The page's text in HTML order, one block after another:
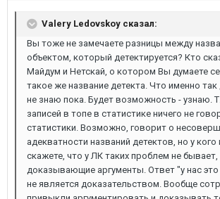
Valery Ledovskoy сказал:
Вы тоже не замечаете разницы между
объектом, который детектируется? Кто
Майдум и Нетскай, о котором Вы думаете
такое же название детекта. Что именно так
не знаю пока. Будет возможность - узнаю.
записей в топе в статистике ничего не
статистики. Возможно, говорит о
адекватности названий детектов, но у кого
скажете, что у ЛК таких проблем не
доказывающие аргументы. Ответ "у нас
не является доказательством. Вообще